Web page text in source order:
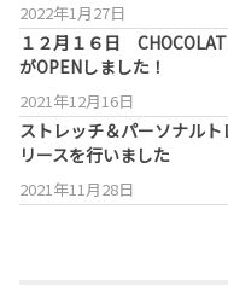
2022年1月27日
１２月１６日
がOPENしました！
2021年12月16日
ストレッチ＆パーソナル
リースを行いました
2021年11月28日